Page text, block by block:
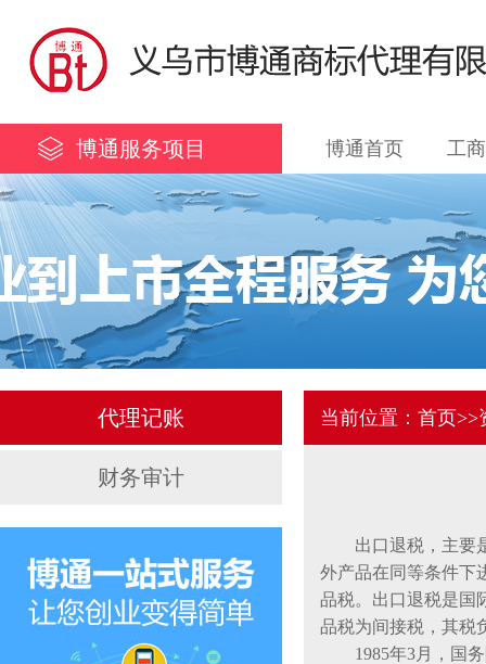
博通服务项目 博通首页 工
代理记账
财务审计
当前位置： 首页>>
出口退税，主要是
外产品在同等条件下
品税。出口退税是国
品税为间接税，其税
1985年3月，国务